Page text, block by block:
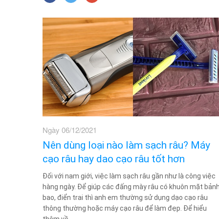
Ngày 06/12/2021
Nên dùng loại nào làm sạch râu? Máy
cạo râu hay dao cạo râu tốt hơn
Đối với nam giới, việc làm sạch râu gần như là công việc
hàng ngày. Để giúp các đấng mày râu có khuôn mặt
bao, điển trai thì anh em thường sử dụng dạo cạo râu
thông thường hoặc máy cạo râu để làm đẹp. Để hiểu